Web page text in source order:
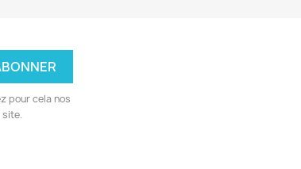
pour cela nos